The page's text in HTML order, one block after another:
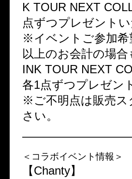
K TOUR NEXT
点ずつプレゼントい
※イベントご参加希
以上のお会計の場
INK TOUR NEXT
各1点ずつプレゼン
※ご不明点は販売ス
さい。
＜コラボイベント情報＞
【Chanty】